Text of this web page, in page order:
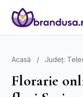
Acasă / Județ:
Florarie